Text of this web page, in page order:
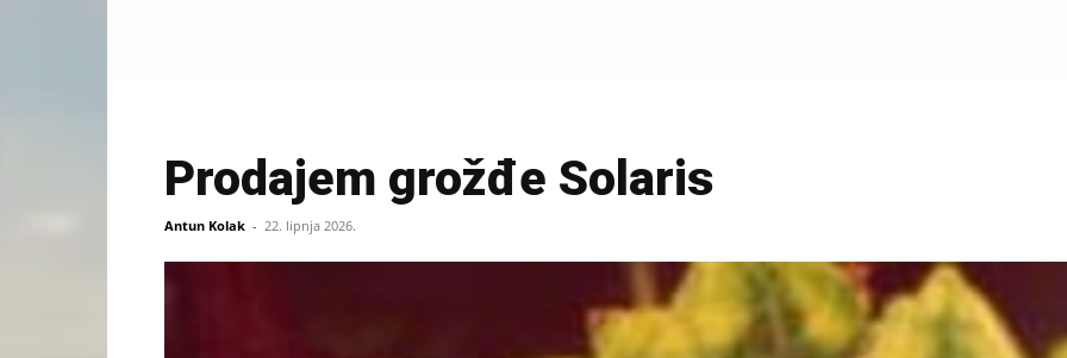
Prodajem grožđe Solaris
Antun Kolak - 22. lipnja 2026.